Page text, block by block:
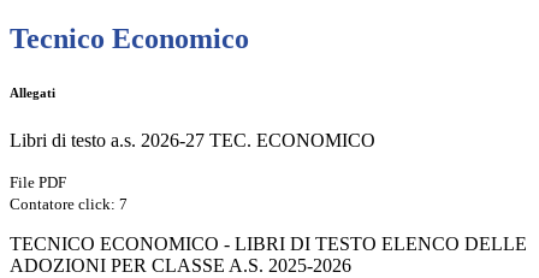
Tecnico Economico
Allegati
Libri di testo a.s. 2026-27 TEC. ECONOMICO
File PDF
Contatore click: 7
TECNICO ECONOMICO - LIBRI DI TESTO ELENCO DELLE
ADOZIONI PER CLASSE A.S. 2025-2026